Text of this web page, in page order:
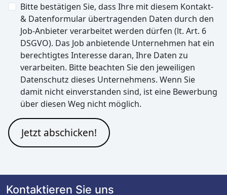
Bitte bestätigen Sie, dass Ihre mit diesem Kontakt-
& Datenformular übertragenden Daten durch den
Job-Anbieter verarbeitet werden dürfen (lt. Art. 6
DSGVO). Das Job anbietende Unternehmen hat ein
berechtigtes Interesse daran, Ihre Daten zu
verarbeiten. Bitte beachten Sie den jeweiligen
Datenschutz dieses Unternehmens. Wenn Sie
damit nicht einverstanden sind, ist eine Bewerbung
über diesen Weg nicht möglich.
Jetzt abschicken!
Kontaktieren Sie uns